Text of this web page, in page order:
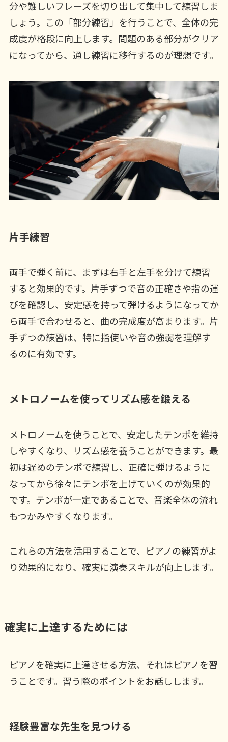
分や難しいフレーズを切り出して集中して練習しま
しょう。この「部分練習」を行うことで、全体の完
成度が格段に向上します。問題のある部分がクリア
になってから、通し練習に移行するのが理想です。
片手練習
両手で弾く前に、まずは右手と左手を分けて練習
すると効果的です。片手ずつで音の正確さや指の運
びを確認し、安定感を持って弾けるようになってか
ら両手で合わせると、曲の完成度が高まります。片
手ずつの練習は、特に指使いや音の強弱を理解す
るのに有効です。
メトロノームを使ってリズム感を鍛える
メトロノームを使うことで、安定したテンポを維持
しやすくなり、リズム感を養うことができます。最
初は遅めのテンポで練習し、正確に弾けるように
なってから徐々にテンポを上げていくのが効果的
です。テンポが一定であることで、音楽全体の流れ
もつかみやすくなります。
これらの方法を活用することで、ピアノの練習がよ
り効果的になり、確実に演奏スキルが向上します。
確実に上達するためには
ピアノを確実に上達させる方法、それはピアノを習
うことです。習う際のポイントをお話しします。
経験豊富な先生を見つける